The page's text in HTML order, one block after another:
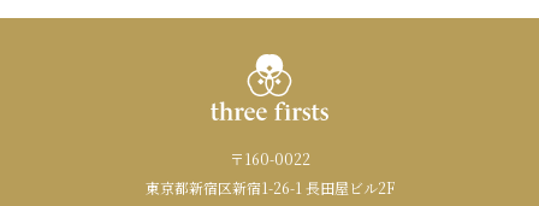
〒160-0022
東京都新宿区新宿1-26-1 長田屋ビル2F